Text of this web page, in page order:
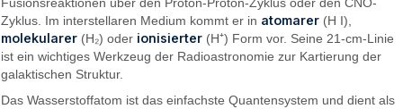
Zyklus. Im interstellaren Medium kommt er in atomarer (H I),
molekularer (H₂) oder ionisierter (H⁺) Form vor. Seine 21-cm-Linie
ist ein wichtiges Werkzeug der Radioastronomie zur Kartierung der
galaktischen Struktur.
Das Wasserstoffatom ist das einfachste Quantensystem und dient als